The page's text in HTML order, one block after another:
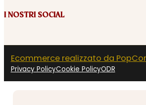
I NOSTRI SOCIAL
Ecommerce realizzato da
Privacy PolicyCookie PolicyODR